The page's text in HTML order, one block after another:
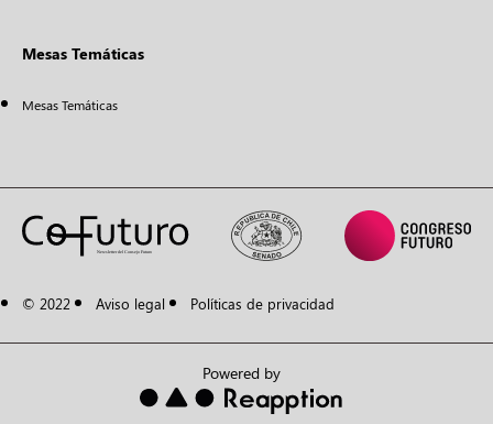
Mesas Temáticas
Mesas Temáticas
© 2022 Aviso legal Políticas de privacidad
Powered by